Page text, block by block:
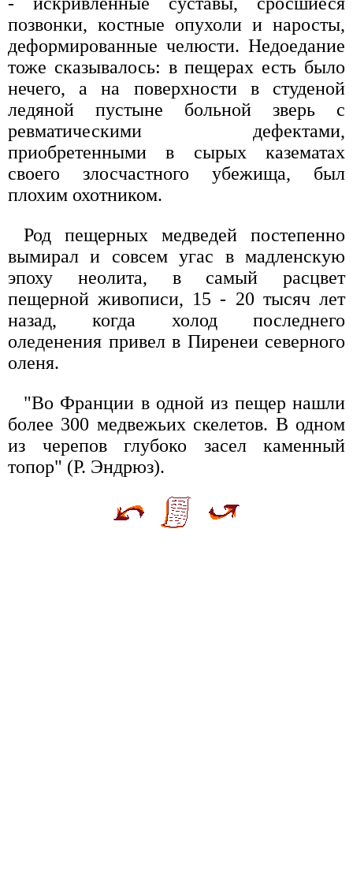
позвонки, костные опухоли и наросты,
деформированные челюсти. Недоедание
тоже сказывалось: в пещерах есть было
нечего, а на поверхности в студеной
ледяной пустыне больной зверь с
ревматическими дефектами,
приобретенными в сырых казематах
своего злосчастного убежища, был
плохим охотником.
Род пещерных медведей постепенно
вымирал и совсем угас в мадленскую
эпоху неолита, в самый расцвет
пещерной живописи, 15 - 20 тысяч лет
назад, когда холод последнего
оледенения привел в Пиренеи северного
оленя.
"Во Франции в одной из пещер нашли
более 300 медвежьих скелетов. В одном
из черепов глубоко засел каменный
топор" (Р. Эндрюз).